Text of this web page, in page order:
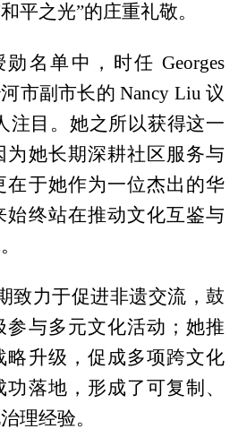
平之光”的庄重礼敬。
名单中，时任 Georges
市副市长的 Nancy Liu 议
注目。她之所以获得这一
为她长期深耕社区服务与
在于她作为一位杰出的华
始终站在推动文化互鉴与
致力于促进非遗交流，鼓
参与多元文化活动；她推
略升级，促成多项跨文化
落地，形成了可复制、
理经验。